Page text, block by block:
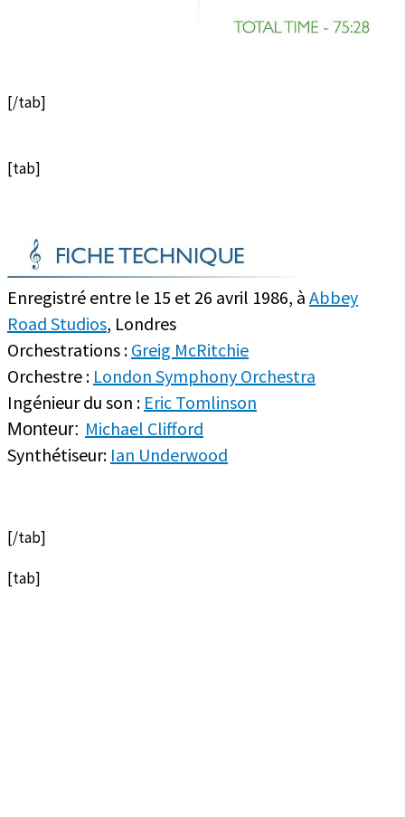
[/tab]
[tab]
Enregistré entre le 15 et 26 avril 1986, à Abbey
Road Studios, Londres
Orchestrations : Greig McRitchie
Orchestre : London Symphony Orchestra
Ingénieur du son : Eric Tomlinson
Monteur: Michael Clifford
Synthétiseur: Ian Underwood
[/tab]
[tab]